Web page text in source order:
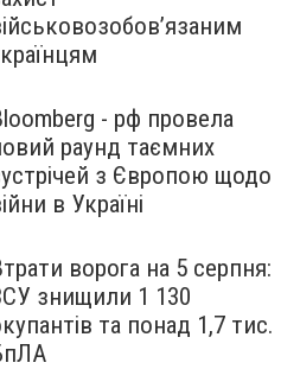
- рф провела
раунд таємних
з Європою щодо
в Україні
ворога на 5 серпня:
знищили 1 130
та понад 1,7 тис.